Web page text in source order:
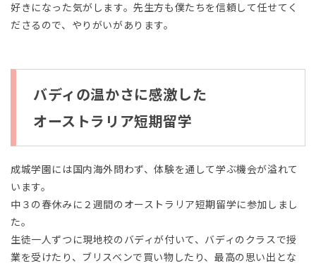
好きになった気がします。先生方も僕たちを信頼して任せてく
ださるので、やりがいがあります。
バディの温かさに感激した
オーストラリア短期留学
成城学園には国内海外問わず、体験を通して学ぶ機会が溢れて
います。
中３の春休みに２週間のオーストラリア短期留学に参加しまし
た。
生徒一人ずつに現地校のバディが付いて、バディのクラスで授
業を受けたり、ブリスベンで買い物したり、最高の思い出とな